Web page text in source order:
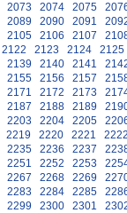
2073 2074 2075
2089 2090 2091
2105 2106 2107
2122 2123 2124
2125
2139 2140 2141
2155 2156 2157
2171 2172 2173
2187 2188 2189
2203 2204 2205
2219 2220 2221
2235 2236 2237
2251 2252 2253
2267 2268 2269
2283 2284 2285
2299 2300 2301